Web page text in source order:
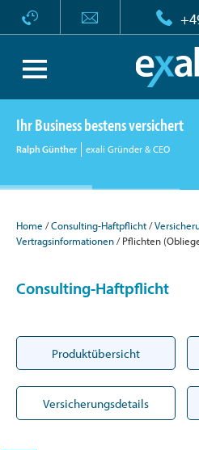
Ihr Business bestens versichert
Ralph Günther exali Gründer & CEO
Home Consulting-Haftpflicht
Vertragsinformationen
Pflichten
Consulting-Haftpflicht
Produktübersicht
Versicherungsdetails